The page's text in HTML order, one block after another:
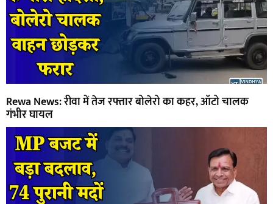
Rewa News: रीवा में तेज रफ्तार बोलेरो का कहर, ऑटो चालक
गंभीर घायल